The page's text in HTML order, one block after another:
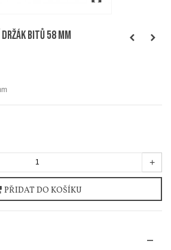
držák bitů 58 mm
+
PŘIDAT DO KOŠÍKU